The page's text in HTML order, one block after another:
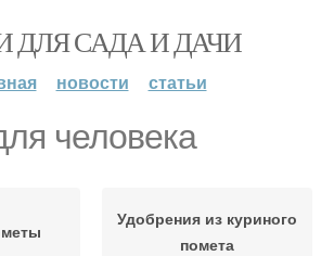
ДЛЯ САДА И ДАЧИ
новости статьи
человека
Удобрения из куриного
помета